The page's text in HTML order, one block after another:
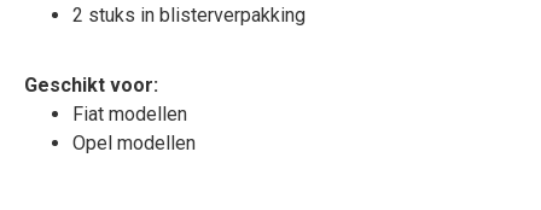
2 stuks in blisterverpakking
Geschikt voor:
Fiat modellen
Opel modellen